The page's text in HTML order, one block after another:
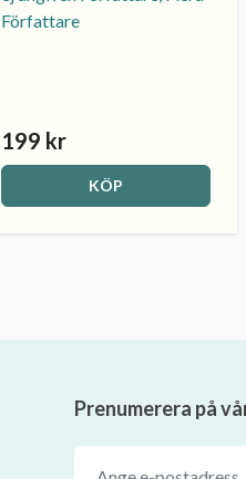
Författare
199 kr
KÖP
Prenumerera på